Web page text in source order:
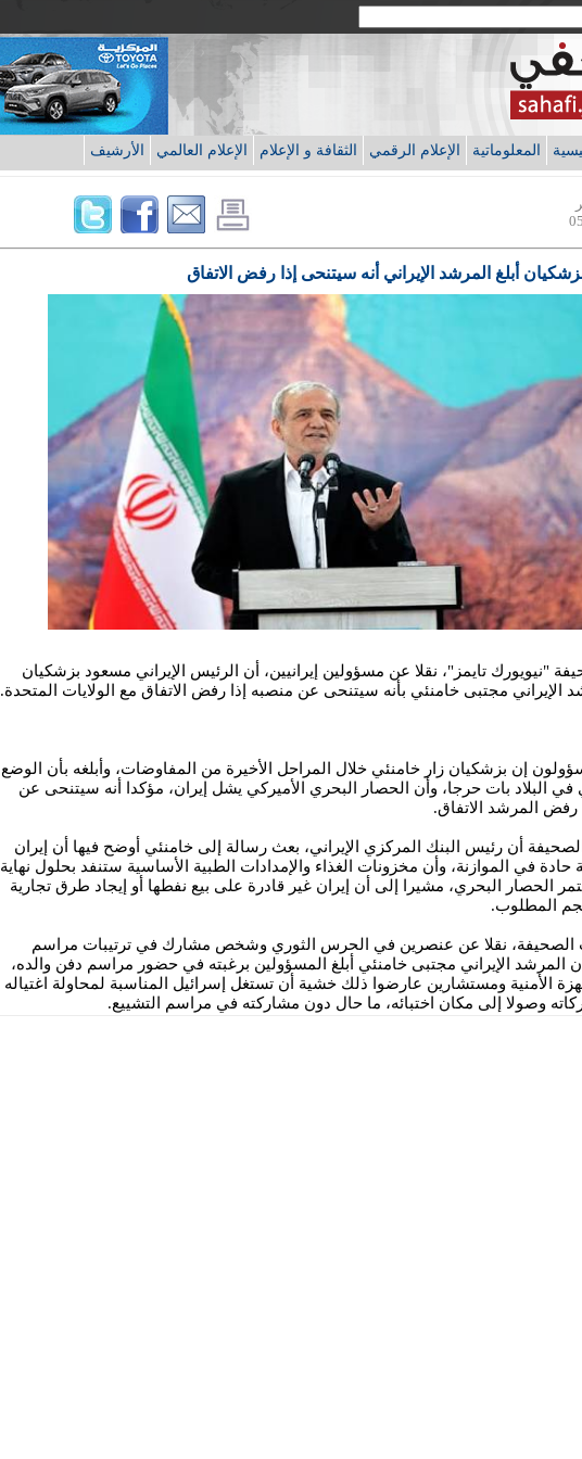
المعلوماتية الإعلام الرقمي الثقافة و الإعلام الإعلام العالمي الأرشيف
أبلغ المرشد الإيراني أنه سيتنحى إذا رفض الاتفاق
"نيويورك تايمز"، نقلا عن مسؤولين إيرانيين، أن الرئيس الإيراني مسعود بزشكيان
الإيراني مجتبى خامنئي بأنه سيتنحى عن منصبه إذا رفض الاتفاق مع الولايات المتحدة.
إن بزشكيان زار خامنئي خلال المراحل الأخيرة من المفاوضات، وأبلغه بأن الوضع
في البلاد بات حرجا، وأن الحصار البحري الأميركي يشل إيران، مؤكدا أنه سيتنحى عن
رفض المرشد الاتفاق.
أن رئيس البنك المركزي الإيراني، بعث رسالة إلى خامنئي أوضح فيها أن إيران
حادة في الموازنة، وأن مخزونات الغذاء والإمدادات الطبية الأساسية ستنفد بحلول نهاية
الحصار البحري، مشيرا إلى أن إيران غير قادرة على بيع نفطها أو إيجاد طرق تجارية
المطلوب.
الصحيفة، نقلا عن عنصرين في الحرس الثوري وشخص مشارك في ترتيبات مراسم
أن المرشد الإيراني مجتبى خامنئي أبلغ المسؤولين برغبته في حضور مراسم دفن والده،
الأمنية ومستشارين عارضوا ذلك خشية أن تستغل إسرائيل المناسبة لمحاولة اغتياله
وصولا إلى مكان اختبائه، ما حال دون مشاركته في مراسم التشييع.